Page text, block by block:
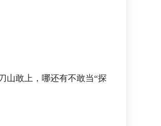
敢上，哪还有不敢当“探